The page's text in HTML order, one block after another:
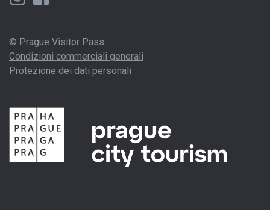
© Prague Visitor Pass
Condizioni commerciali generali
Protezione dei dati personali